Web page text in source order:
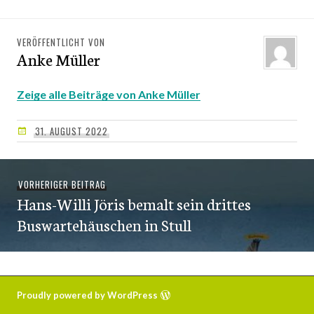
VERÖFFENTLICHT VON
Anke Müller
Zeige alle Beiträge von Anke Müller
31. AUGUST 2022
VORHERIGER BEITRAG
Beitrag:
Hans-Willi Jöris bemalt sein drittes
Buswartehäuschen in Stull
Proudly powered by WordPress